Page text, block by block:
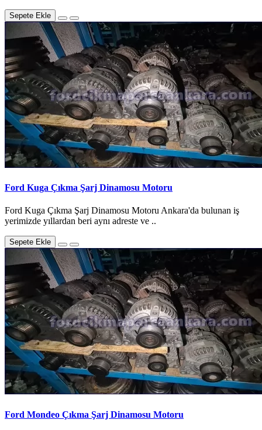
Sepete Ekle
Ford Kuga Çıkma Şarj Dinamosu Motoru
Ford Kuga Çıkma Şarj Dinamosu Motoru Ankara'da bulunan iş
yerimizde yıllardan beri aynı adreste ve ..
Sepete Ekle
Ford Mondeo Çıkma Şarj Dinamosu Motoru